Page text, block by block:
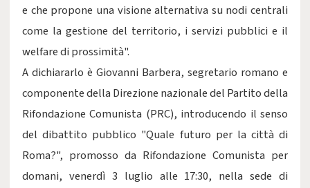
e che propone una visione alternativa su nodi centrali
come la gestione del territorio, i servizi pubblici e il
welfare di prossimità".
A dichiararlo è Giovanni Barbera, segretario romano e
componente della Direzione nazionale del Partito della
Rifondazione Comunista (PRC), introducendo il senso
del dibattito pubblico "Quale futuro per la città di
Roma?", promosso da Rifondazione Comunista per
domani, venerdì 3 luglio alle 17:30, nella sede di